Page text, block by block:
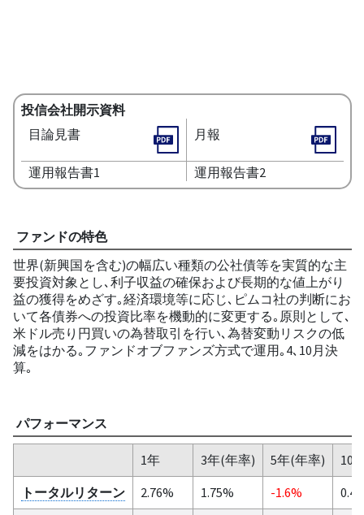
投信会社開示資料
目論見書
月報
運用報告書1 運用報告書2
ファンドの特色
世界(新興国を含む)の幅広い種類の公社債等を実質的な主
要投資対象とし､利子収益の確保および長期的な値上がり
益の獲得をめざす｡経済環境等に応じ､ピムコ社の判断にお
いて各債券への投資比率を機動的に変更する｡原則として､
米ドル売り円買いの為替取引を行い､為替変動リスクの低
減をはかる｡ファンドオブファンズ方式で運用｡4､10月決
算｡
パフォーマンス
1年 3年(年率) 5年(年率)
10
トータルリターン
2.76% 1.75% -1.6%